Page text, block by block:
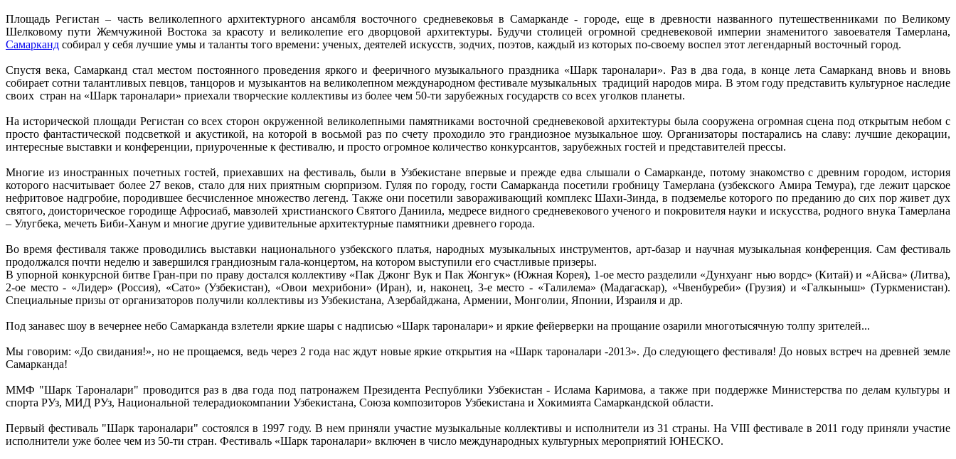
Площадь Регистан – часть великолепного архитектурного ансамбля восточного средневековья в Самарканде - городе, еще в древности названного путешественниками по Великому
Шелковому пути Жемчужиной Востока за красоту и великолепие его дворцовой архитектуры. Будучи столицей огромной средневековой империи знаменитого завоевателя Тамерлана,
Самарканд собирал у себя лучшие умы и таланты того времени: ученых, деятелей искусств, зодчих, поэтов, каждый из которых по-своему воспел этот легендарный восточный город.
Спустя века, Самарканд стал местом постоянного проведения яркого и фееричного музыкального праздника «Шарк тароналари». Раз в два года, в конце лета Самарканд вновь и вновь
собирает сотни талантливых певцов, танцоров и музыкантов на великолепном международном фестивале музыкальных традиций народов мира. В этом году представить культурное наследие
своих стран на «Шарк тароналари» приехали творческие коллективы из более чем 50-ти зарубежных государств со всех уголков планеты.
На исторической площади Регистан со всех сторон окруженной великолепными памятниками восточной средневековой архитектуры была сооружена огромная сцена под открытым небом с
просто фантастической подсветкой и акустикой, на которой в восьмой раз по счету проходило это грандиозное музыкальное шоу. Организаторы постарались на славу: лучшие декорации,
интересные выставки и конференции, приуроченные к фестивалю, и просто огромное количество конкурсантов, зарубежных гостей и представителей прессы.
Многие из иностранных почетных гостей, приехавших на фестиваль, были в Узбекистане впервые и прежде едва слышали о Самарканде, потому знакомство с древним городом, история
которого насчитывает более 27 веков, стало для них приятным сюрпризом. Гуляя по городу, гости Самарканда посетили гробницу Тамерлана (узбекского Амира Темура), где лежит царское
нефритовое надгробие, породившее бесчисленное множество легенд. Также они посетили завораживающий комплекс Шахи-Зинда, в подземелье которого по преданию до сих пор живет дух
святого, доисторическое городище Афросиаб, мавзолей христианского Святого Даниила, медресе видного средневекового ученого и покровителя науки и искусства, родного внука Тамерлана
– Улугбека, мечеть Биби-Ханум и многие другие удивительные архитектурные памятники древнего города.
Во время фестиваля также проводились выставки национального узбекского платья, народных музыкальных инструментов, арт-базар и научная музыкальная конференция. Сам фестиваль
продолжался почти неделю и завершился грандиозным гала-концертом, на котором выступили его счастливые призеры.
В упорной конкурсной битве Гран-при по праву достался коллективу «Пак Джонг Вук и Пак Жонгук» (Южная Корея), 1-ое место разделили «Дунхуанг нью вордс» (Китай) и «Айсва» (Литва),
2-ое место - «Лидер» (Россия), «Сато» (Узбекистан), «Овои мехрибони» (Иран), и, наконец, 3-е место - «Талилема» (Мадагаскар), «Чвенбуреби» (Грузия) и «Галкыныш» (Туркменистан).
Специальные призы от организаторов получили коллективы из Узбекистана, Азербайджана, Армении, Монголии, Японии, Израиля и др.
Под занавес шоу в вечернее небо Самарканда взлетели яркие шары с надписью «Шарк тароналари» и яркие фейерверки на прощание озарили многотысячную толпу зрителей...
Мы говорим: «До свидания!», но не прощаемся, ведь через 2 года нас ждут новые яркие открытия на «Шарк тароналари -2013». До следующего фестиваля! До новых встреч на древней земле
Самарканда!
ММФ "Шарк Тароналари" проводится раз в два года под патронажем Президента Республики Узбекистан - Ислама Каримова, а также при поддержке Министерства по делам культуры и
спорта РУз, МИД РУз, Национальной телерадиокомпании Узбекистана, Союза композиторов Узбекистана и Хокимията Самаркандской области.
Первый фестиваль "Шарк тароналари" состоялся в 1997 году. В нем приняли участие музыкальные коллективы и исполнители из 31 страны. На VIII фестивале в 2011 году приняли участие
исполнители уже более чем из 50-ти стран. Фестиваль «Шарк тароналари» включен в число международных культурных мероприятий ЮНЕСКО.